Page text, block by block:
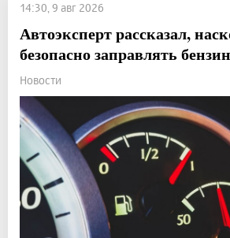
14:30, 9 авг 2026
Автоэксперт рассказал,
безопасно заправлять
Новости